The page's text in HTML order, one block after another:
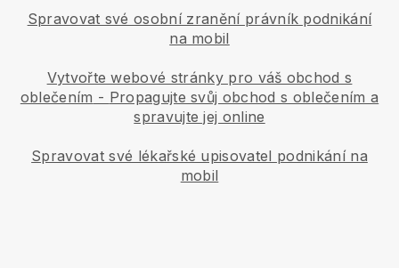
Spravovat své osobní zranění právník podnikání
na mobil
Vytvořte webové stránky pro váš obchod s
oblečením - Propagujte svůj obchod s oblečením a
spravujte jej online
Spravovat své lékařské upisovatel podnikání na
mobil